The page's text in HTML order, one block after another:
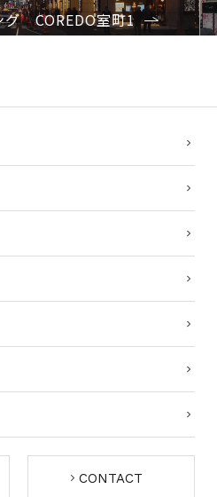
グ COREDO室町1
CONTACT